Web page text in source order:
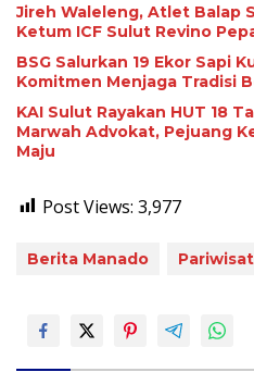
Jireh Waleleng, Atlet Balap
Ketum ICF Sulut Revino
BSG Salurkan 19 Ekor Sapi
Komitmen Menjaga Tradisi
KAI Sulut Rayakan HUT 18
Marwah Advokat, Pejuang
Maju
Post Views: 3,977
Berita Manado